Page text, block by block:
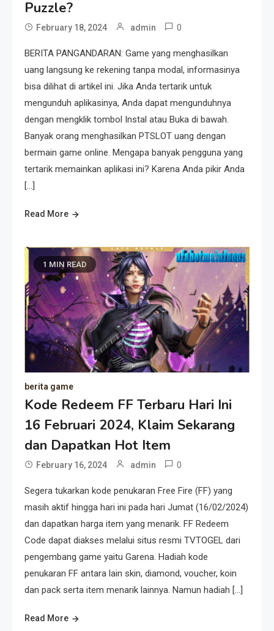
Puzzle?
February 18, 2024 admin 0
BERITA PANGANDARAN: Game yang menghasilkan
uang langsung ke rekening tanpa modal, informasinya
bisa dilihat di artikel ini. Jika Anda tertarik untuk
mengunduh aplikasinya, Anda dapat mengunduhnya
dengan mengklik tombol Instal atau Buka di bawah.
Banyak orang menghasilkan PTSLOT uang dengan
bermain game online. Mengapa banyak pengguna yang
tertarik memainkan aplikasi ini? Karena Anda pikir Anda
[…]
Read More
1 MIN READ
berita game
Kode Redeem FF Terbaru Hari Ini
16 Februari 2024, Klaim Sekarang
dan Dapatkan Hot Item
February 16, 2024 admin 0
Segera tukarkan kode penukaran Free Fire (FF) yang
masih aktif hingga hari ini pada hari Jumat (16/02/2024)
dan dapatkan harga item yang menarik. FF Redeem
Code dapat diakses melalui situs resmi TVTOGEL dari
pengembang game yaitu Garena. Hadiah kode
penukaran FF antara lain skin, diamond, voucher, koin
dan pack serta item menarik lainnya. Namun hadiah […]
Read More